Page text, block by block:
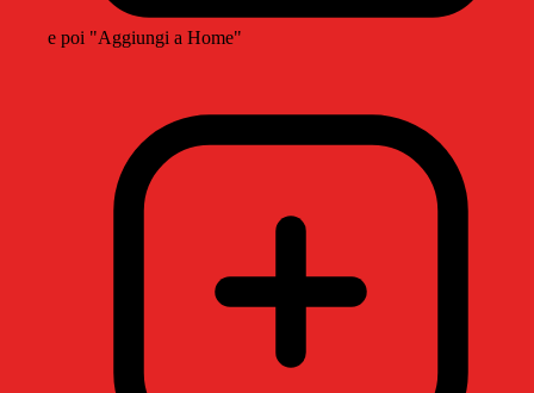
e poi "Aggiungi a Home"